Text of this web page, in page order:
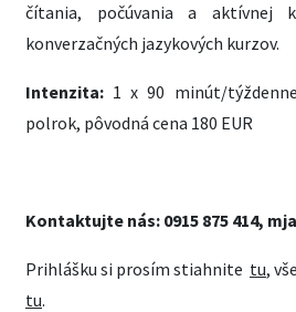
čítania, počúvania a aktívnej
konverzačných jazykových kurzov.
Intenzita: 1 x 90 minút/
polrok, pôvodná cena 180 EUR
Kontaktujte nás: 0915 875 414,
Prihlášku si prosím stiahnite tu,
tu.